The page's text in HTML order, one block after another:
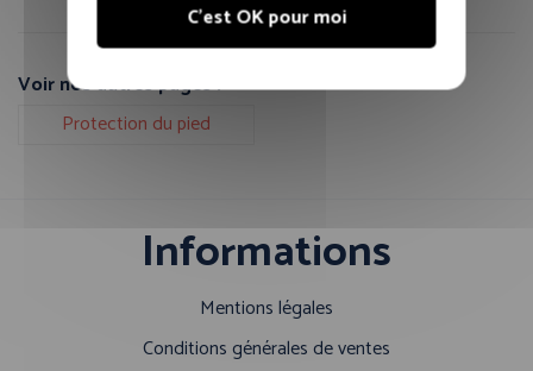
Voir nos autres pages :
Protection du pied
Informations
Mentions légales
Conditions générales de ventes
C'est OK pour moi